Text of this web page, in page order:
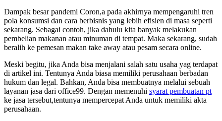
Dampak besar pandemi Coron,a pada akhirnya mempengaruhi tren
pola konsumsi dan cara berbisnis yang lebih efisien di masa seperti
sekarang. Sebagai contoh, jika dahulu kita banyak melakukan
pembelian makanan atau minuman di tempat. Maka sekarang, sudah
beralih ke pemesan makan take away atau pesam secara online.
Meski begitu, jika Anda bisa menjalani salah satu usaha yag terdapat
di artikel ini. Tentunya Anda biasa memiliki perusahaan berbadan
hukum dan legal. Bahkan, Anda bisa membuatnya melalui sebuah
layanan jasa dari office99. Dengan memenuhi syarat pembuatan pt
ke jasa tersebut,tentunya mempercepat Anda untuk memiliki akta
perusahaan.